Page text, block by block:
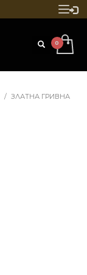
ЗЛАТНА ГРИВНА